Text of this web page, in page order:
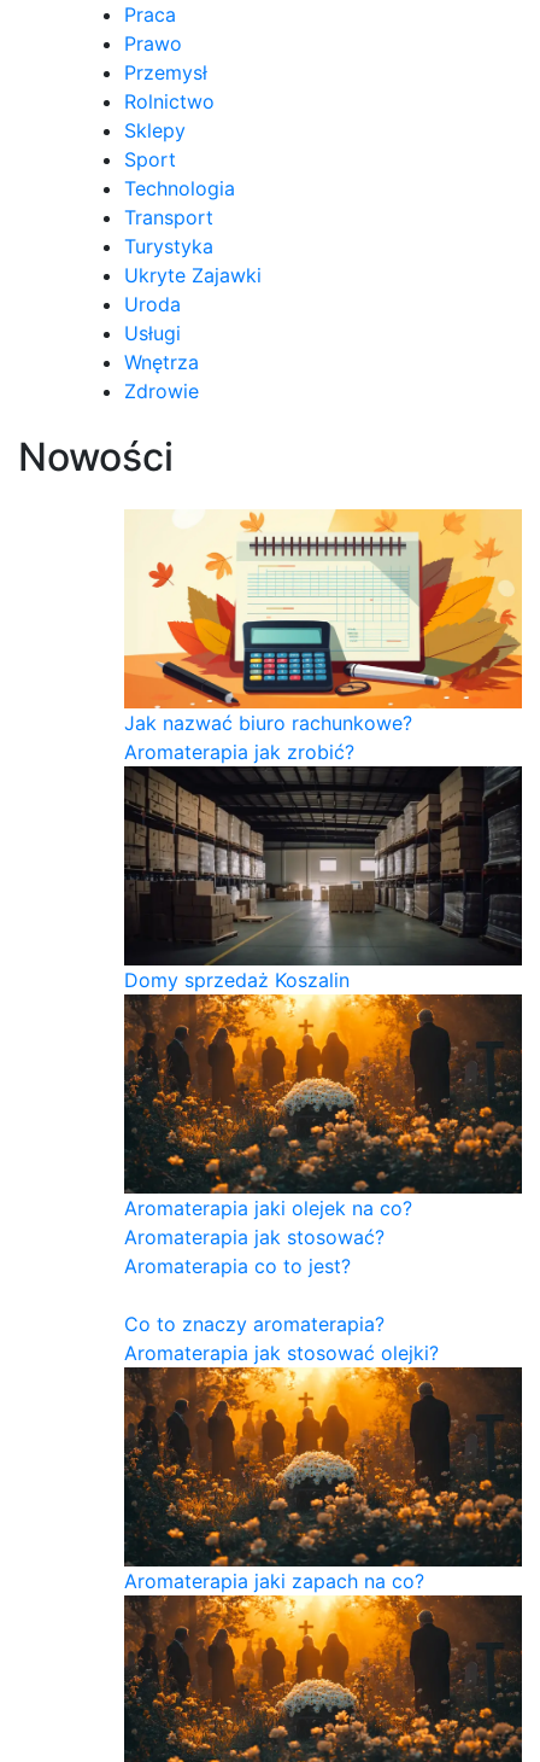
Praca
Prawo
Przemysł
Rolnictwo
Sklepy
Sport
Technologia
Transport
Turystyka
Ukryte Zajawki
Uroda
Usługi
Wnętrza
Zdrowie
Nowości
Jak nazwać biuro rachunkowe?
Aromaterapia jak zrobić?
Domy sprzedaż Koszalin
Aromaterapia jaki olejek na co?
Aromaterapia jak stosować?
Aromaterapia co to jest?
Co to znaczy aromaterapia?
Aromaterapia jak stosować olejki?
Aromaterapia jaki zapach na co?